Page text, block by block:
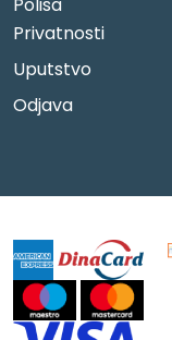
Privatnosti
Uputstvo
Odjava